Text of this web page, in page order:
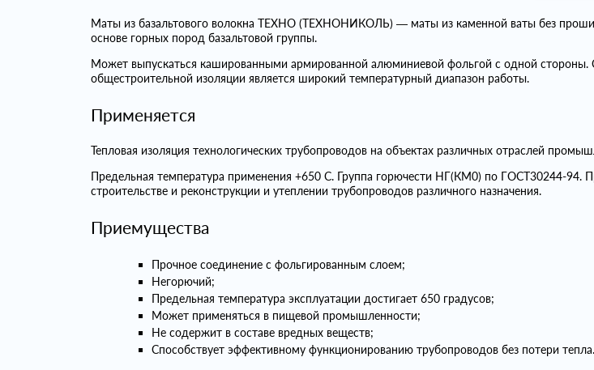
Маты из базальтового волокна ТЕХНО (ТЕХНОНИКОЛЬ) — маты из каменной ваты без
основе горных пород базальтовой группы.
Может выпускаться кашированными армированной алюминиевой фольгой с одной
общестроительной изоляции является широкий температурный диапазон работы.
Применяется
Тепловая изоляция технологических трубопроводов на объектах различных отраслей
Предельная температура применения +650 С. Группа горючести НГ(КМ0) по ГОСТ30244-
строительстве и реконструкции и утеплении трубопроводов различного назначения.
Приемущества
Прочное соединение с фольгированным слоем;
Негорючий;
Предельная температура эксплуатации достигает 650 градусов;
Может применяться в пищевой промышленности;
Не содержит в составе вредных веществ;
Способствует эффективному функционированию трубопроводов без потери тепла.